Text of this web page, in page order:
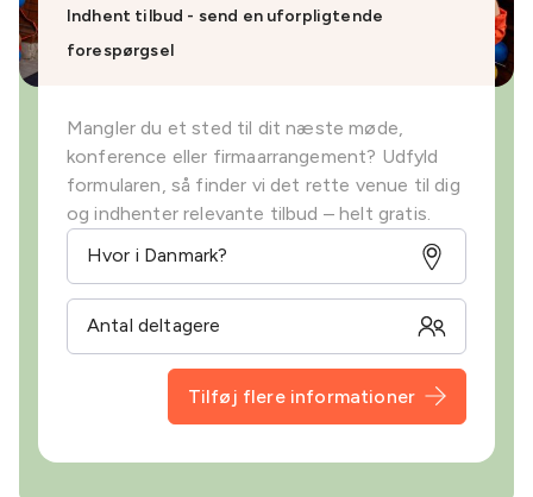
Indhent tilbud - send en uforpligtende
forespørgsel
Mangler du et sted til dit næste møde,
konference eller firmaarrangement? Udfyld
formularen, så finder vi det rette venue til dig
og indhenter relevante tilbud – helt gratis.
Tilføj flere informationer